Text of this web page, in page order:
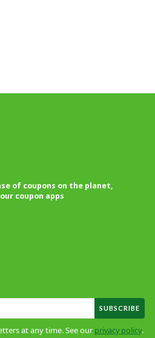
of coupons on the planet,
coupon apps
SUBSCRIBE
at any time. See our privacy policy.